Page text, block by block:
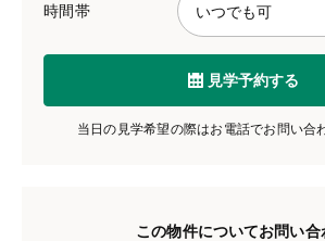
時間帯
見学予約する
当日の見学希望の際はお電話でお問い合
この物件についてお問い合